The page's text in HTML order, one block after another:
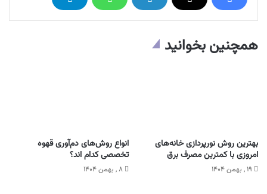
همچنین بخوانید
بهترین روش نورپردازی خانه‌های
امروزی با کمترین مصرف برق
۱۹ , بهمن ۱۴۰۴
انواع روش‌های دم‌آوری قهوه
تخصصی کدام اند؟
۸ , بهمن ۱۴۰۴